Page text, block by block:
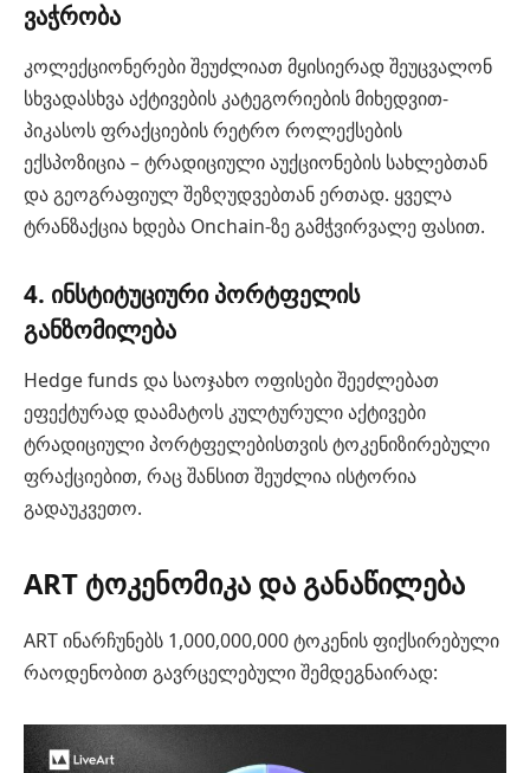
ვაჭრობა
კოლექციონერები შეუძლიათ მყისიერად შეუცვალონ
სხვადასხვა აქტივების კატეგორიების მიხედვით-
პიკასოს ფრაქციების რეტრო როლექსების
ექსპოზიცია – ტრადიციული აუქციონების სახლებთან
და გეოგრაფიულ შეზღუდვებთან ერთად. ყველა
ტრანზაქცია ხდება Onchain-ზე გამჭვირვალე ფასით.
4. ინსტიტუციური პორტფელის
განზომილება
Hedge funds და საოჯახო ოფისები შეეძლებათ
ეფექტურად დაამატოს კულტურული აქტივები
ტრადიციული პორტფელებისთვის ტოკენიზირებული
ფრაქციებით, რაც შანსით შეუძლია ისტორია
გადაუკვეთო.
ART ტოკენომიკა და განაწილება
ART ინარჩუნებს 1,000,000,000 ტოკენის ფიქსირებული
რაოდენობით გავრცელებული შემდეგნაირად: